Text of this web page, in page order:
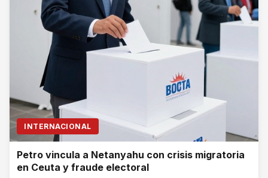
INTERNACIONAL
Petro vincula a Netanyahu con crisis migratoria
en Ceuta y fraude electoral